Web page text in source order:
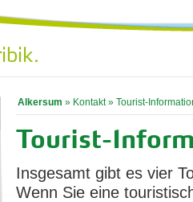
Alkersum » Kontakt» Tourist-
Tourist-
Insgesamt gibt es vier
Wenn Sie eine